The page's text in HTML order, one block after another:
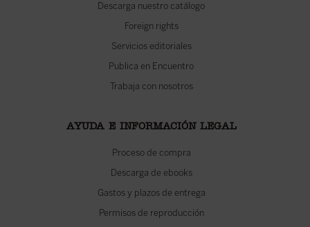
Descarga nuestro catálogo
Foreign rights
Servicios editoriales
Publica en Encuentro
Trabaja con nosotros
AYUDA E INFORMACIÓN LEGAL
Proceso de compra
Descarga de ebooks
Gastos y plazos de entrega
Permisos de reproducción